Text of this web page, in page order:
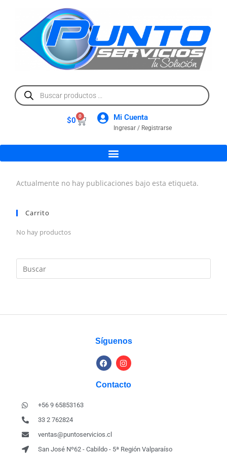
$0 0 Mi Cuenta
Ingresar / Registrarse
Actualmente no hay publicaciones bajo esta etiqueta.
Carrito
No hay productos
Síguenos
Contacto
+56 9 65853163
33 2 762824
ventas@puntoservicios.cl
San José Nº62 - Cabildo - 5ª Región Valparaíso